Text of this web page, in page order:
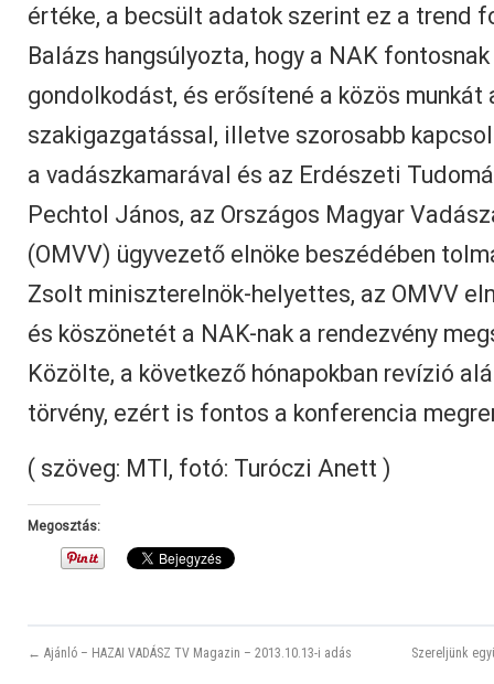
értéke, a becsült adatok szerint ez a trend
Balázs hangsúlyozta, hogy a NAK
gondolkodást, és erősítené a közös munkát
szakigazgatással, illetve szorosabb
a vadászkamarával és az Erdészeti
Pechtol János, az Országos Magyar
(OMVV) ügyvezető elnöke beszédében
Zsolt miniszterelnök-helyettes, az OMVV
és köszönetét a NAK-nak a rendezvény
Közölte, a következő hónapokban revízió
törvény, ezért is fontos a konferencia
( szöveg: MTI, fotó: Turóczi Anett )
Megosztás:
← Ajánló – HAZAI VADÁSZ TV Magazin – 2013.10.13-i adás Szereljünk